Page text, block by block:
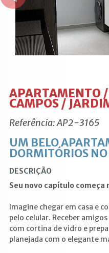
APARTAMENTO /
CAMPOS /
Referência: AP2-3165
UM BELO
DORMITÓRIOS
DESCRIÇÃO
Seu novo capítulo começa
Imagine chegar em casa e
pelo celular. Receber
com cortina de vidro e
planejada com o elegante